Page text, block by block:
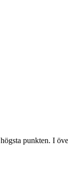
punkten. I